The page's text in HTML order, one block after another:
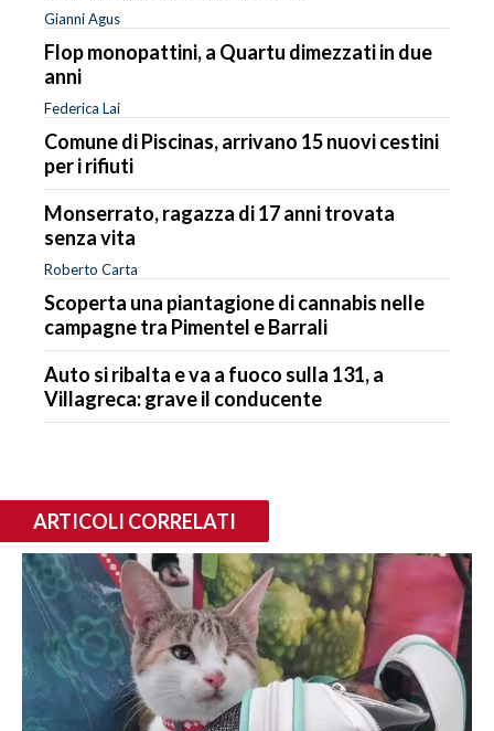
Gianni Agus
Flop monopattini, a Quartu dimezzati in due
anni
Federica Lai
Comune di Piscinas, arrivano 15 nuovi cestini
per i rifiuti
Monserrato, ragazza di 17 anni trovata
senza vita
Roberto Carta
Scoperta una piantagione di cannabis nelle
campagne tra Pimentel e Barrali
Auto si ribalta e va a fuoco sulla 131, a
Villagreca: grave il conducente
ARTICOLI CORRELATI